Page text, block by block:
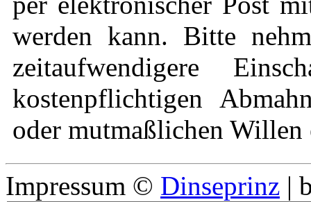
werden kann. Bitte
zeitaufwendigere
kostenpflichtigen
oder mutmaßlichen Willen
Impressum © Dinseprinz |